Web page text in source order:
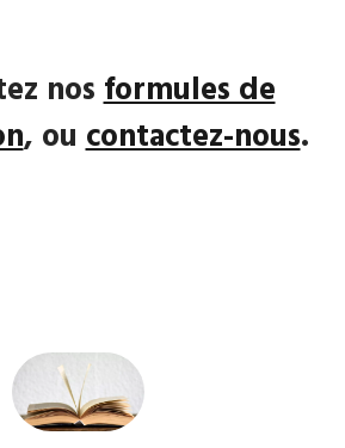
nosformules de
, oucontactez-nous.